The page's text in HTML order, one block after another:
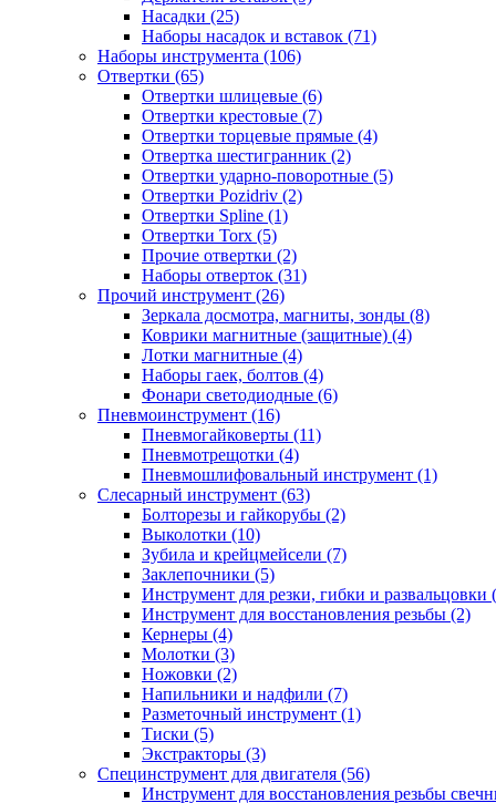
Насадки (25)
Наборы насадок и вставок (71)
Наборы инструмента (106)
Отвертки (65)
Отвертки шлицевые (6)
Отвертки крестовые (7)
Отвертки торцевые прямые (4)
Отвертка шестигранник (2)
Отвертки ударно-поворотные (5)
Отвертки Pozidriv (2)
Отвертки Spline (1)
Отвертки Torx (5)
Прочие отвертки (2)
Наборы отверток (31)
Прочий инструмент (26)
Зеркала досмотра, магниты, зонды (8)
Коврики магнитные (защитные) (4)
Лотки магнитные (4)
Наборы гаек, болтов (4)
Фонари светодиодные (6)
Пневмоинструмент (16)
Пневмогайковерты (11)
Пневмотрещотки (4)
Пневмошлифовальный инструмент (1)
Слесарный инструмент (63)
Болторезы и гайкорубы (2)
Выколотки (10)
Зубила и крейцмейсели (7)
Заклепочники (5)
Инструмент для резки, гибки и развальцовки
Инструмент для восстановления резьбы (2)
Кернеры (4)
Молотки (3)
Ножовки (2)
Напильники и надфили (7)
Разметочный инструмент (1)
Тиски (5)
Экстракторы (3)
Специнструмент для двигателя (56)
Инструмент для восстановления резьбы